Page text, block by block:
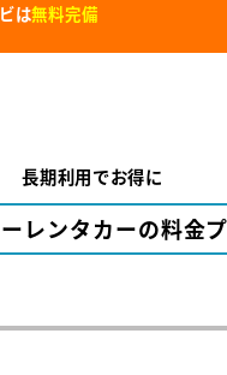
は無料完備
長期利用でお得に
レンタカーの料金